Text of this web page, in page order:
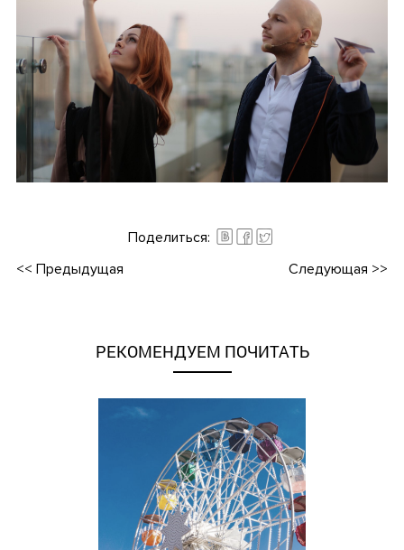
Поделиться:
<< Предыдущая Следующая >>
РЕКОМЕНДУЕМ ПОЧИТАТЬ